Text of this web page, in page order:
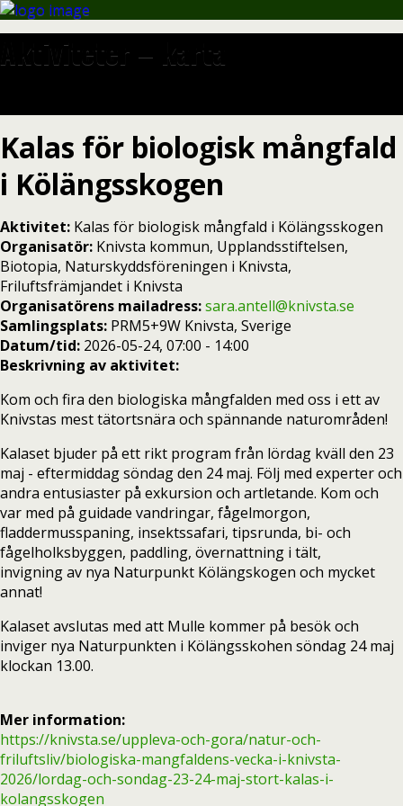
Aktiviteter – karta
Kalas för biologisk mångfald
i Kölängsskogen
Aktivitet: Kalas för biologisk mångfald i Kölängsskogen
Organisatör: Knivsta kommun, Upplandsstiftelsen,
Biotopia, Naturskyddsföreningen i Knivsta,
Friluftsfrämjandet i Knivsta
Organisatörens mailadress:sara.antell@knivsta.se
Samlingsplats: PRM5+9W Knivsta, Sverige
Datum/tid: 2026-05-24, 07:00 - 14:00
Beskrivning av aktivitet:
Kom och fira den biologiska mångfalden med oss i ett av
Knivstas mest tätortsnära och spännande naturområden!
Kalaset bjuder på ett rikt program från lördag kväll den 23
maj - eftermiddag söndag den 24 maj. Följ med experter och
andra entusiaster på exkursion och artletande. Kom och
var med på guidade vandringar, fågelmorgon,
fladdermusspaning, insektssafari, tipsrunda, bi- och
fågelholksbyggen, paddling, övernattning i tält,
invigning av nya Naturpunkt Kölängskogen och mycket
annat!
Kalaset avslutas med att Mulle kommer på besök och
inviger nya Naturpunkten i Kölängsskohen söndag 24 maj
klockan 13.00.
Mer information:
https://knivsta.se/uppleva-och-gora/natur-och-
friluftsliv/biologiska-mangfaldens-vecka-i-knivsta-
2026/lordag-och-sondag-23-24-maj-stort-kalas-i-
kolangsskogen